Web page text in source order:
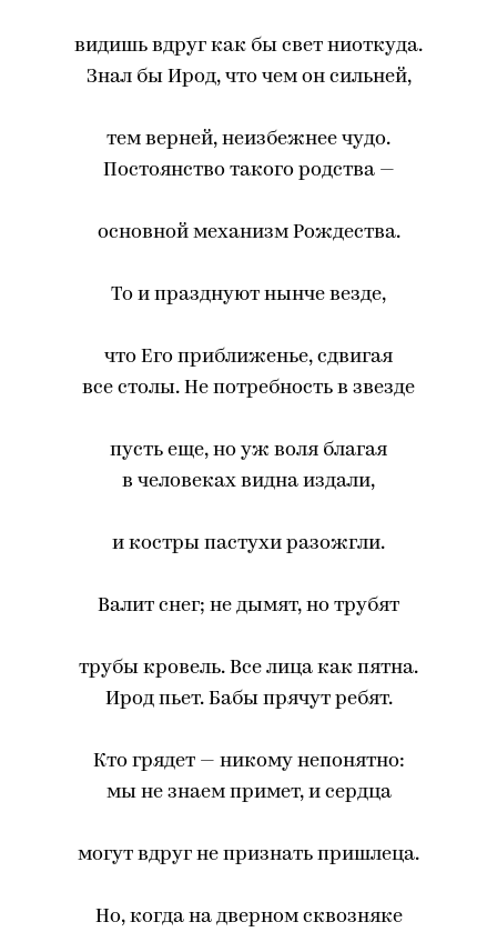
видишь вдруг как бы свет ниоткуда.
Знал бы Ирод, что чем он сильней,
тем верней, неизбежнее чудо.
Постоянство такого родства —
основной механизм Рождества.
То и празднуют нынче везде,
что Его приближенье, сдвигая
все столы. Не потребность в звезде
пусть еще, но уж воля благая
в человеках видна издали,
и костры пастухи разожгли.
Валит снег; не дымят, но трубят
трубы кровель. Все лица как пятна.
Ирод пьет. Бабы прячут ребят.
Кто грядет — никому непонятно:
мы не знаем примет, и сердца
могут вдруг не признать пришлеца.
Но, когда на дверном сквозняке